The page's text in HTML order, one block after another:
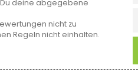
deine abgegebene
nicht zu
Regeln nicht einhalten.